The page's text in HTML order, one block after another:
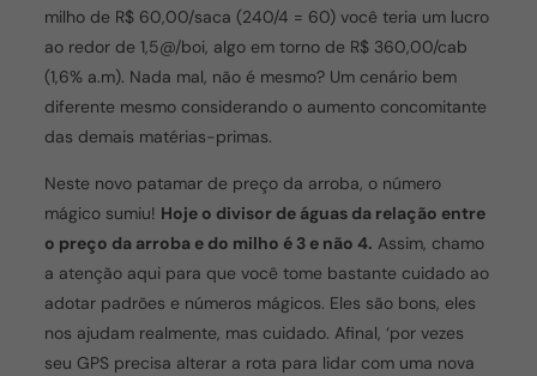
milho de R$ 60,00/saca (240/4 = 60) você teria um lucro
ao redor de 1,5@/boi, algo em torno de R$ 360,00/cab
(1,6% a.m). Nada mal, não é mesmo? Um cenário bem
diferente mesmo considerando o aumento concomitante
das demais matérias-primas.
Neste novo patamar de preço da arroba, o número
mágico sumiu! Hoje o divisor de águas da relação entre
o preço da arroba e do milho é 3 e não 4. Assim, chamo
a atenção aqui para que você tome bastante cuidado ao
adotar padrões e números mágicos. Eles são bons, eles
nos ajudam realmente, mas cuidado. Afinal, ‘por vezes
seu GPS precisa alterar a rota para lidar com uma nova